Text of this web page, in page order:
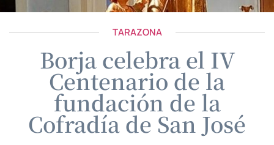
TARAZONA
Borja celebra el IV
Centenario de la
fundación de la
Cofradía de San José